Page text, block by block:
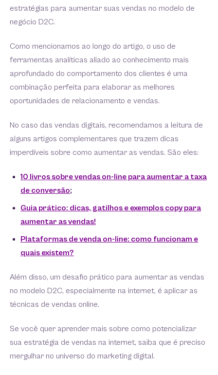
estratégias para aumentar suas vendas no modelo de
negócio D2C.
Como mencionamos ao longo do artigo, o uso de
ferramentas analíticas aliado ao conhecimento mais
aprofundado do comportamento dos clientes é uma
combinação perfeita para elaborar as melhores
oportunidades de relacionamento e vendas.
No caso das vendas digitais, recomendamos a leitura de
alguns artigos complementares que trazem dicas
imperdíveis sobre como aumentar as vendas. São eles:
10 livros sobre vendas on-line para aumentar a taxa
de conversão;
Guia prático: dicas, gatilhos e exemplos copy para
aumentar as vendas!
Plataformas de venda on-line: como funcionam e
quais existem?
Além disso, um desafio prático para aumentar as vendas
no modelo D2C, especialmente na internet, é aplicar as
técnicas de vendas online.
Se você quer aprender mais sobre como potencializar
sua estratégia de vendas na internet, saiba que é preciso
mergulhar no universo do marketing digital.